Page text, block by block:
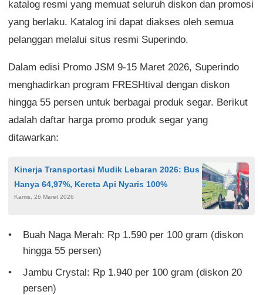
katalog resmi yang memuat seluruh diskon dan promosi
yang berlaku. Katalog ini dapat diakses oleh semua
pelanggan melalui situs resmi Superindo.
Dalam edisi Promo JSM 9-15 Maret 2026, Superindo
menghadirkan program FRESHtival dengan diskon
hingga 55 persen untuk berbagai produk segar. Berikut
adalah daftar harga promo produk segar yang
ditawarkan:
Kinerja Transportasi Mudik Lebaran 2026: Bus
Hanya 64,97%, Kereta Api Nyaris 100%
Kamis, 26 Maret 2026
Buah Naga Merah: Rp 1.590 per 100 gram (diskon
hingga 55 persen)
Jambu Crystal: Rp 1.940 per 100 gram (diskon 20
persen)